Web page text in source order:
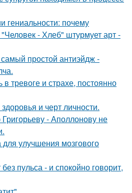
гениальности: почему
- Хлеб" штурмует арт -
простой антиэйдж -
в тревоге и страхе, постоянно
и черт личности.
- Аполлонову не
улучшения мозгового
пульса - и спокойно говорит,